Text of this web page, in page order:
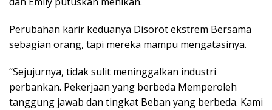
Perubahan karir keduanya Disorot ekstrem Bersama
sebagian orang, tapi mereka mampu mengatasinya.
“Sejujurnya, tidak sulit meninggalkan industri
perbankan. Pekerjaan yang berbeda Memperoleh
tanggung jawab dan tingkat Beban yang berbeda. Kami